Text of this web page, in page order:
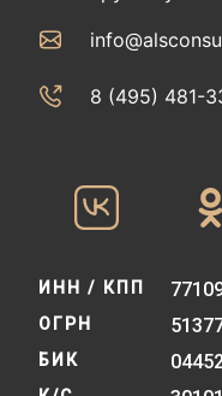
8 (495) 481-
ИНН / КПП
ОГРН
БИК